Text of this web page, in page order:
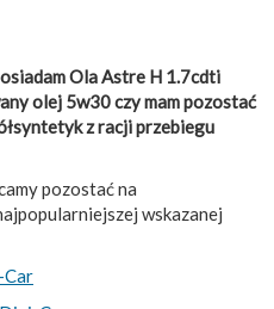
Ola Astre H 1.7cdti
olej 5w30 czy mam pozostać
z racji przebiegu
pozostać na
wskazanej
Car